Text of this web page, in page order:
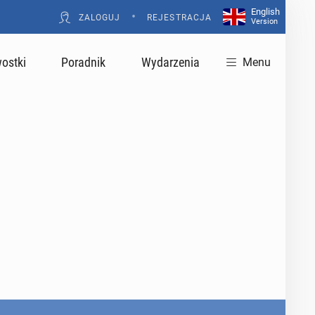
ZALOGUJ • REJESTRACJA
English
Version
Poradnik Wydarzenia Menu